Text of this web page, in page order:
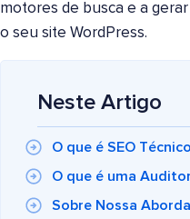
motores de busca e a
o seu site WordPress.
Neste Artigo
O que é SEO
O que é uma
Sobre Nossa